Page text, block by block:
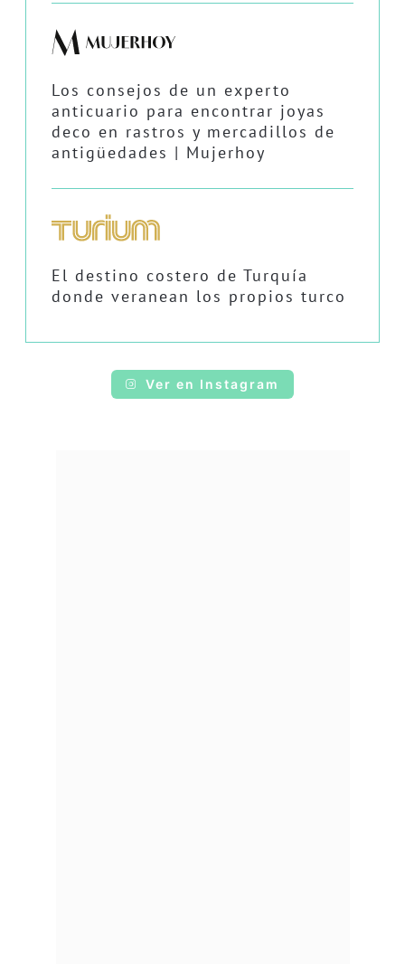
Los consejos de un experto
anticuario para encontrar joyas
deco en rastros y mercadillos de
antigüedades | Mujerhoy
El destino costero de Turquía
donde veranean los propios turco
Ver en Instagram